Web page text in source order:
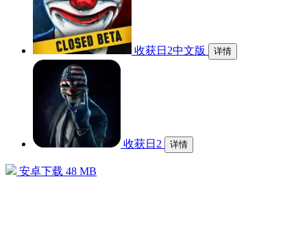
收获日2中文版 详情
收获日2 详情
安卓下载 48 MB